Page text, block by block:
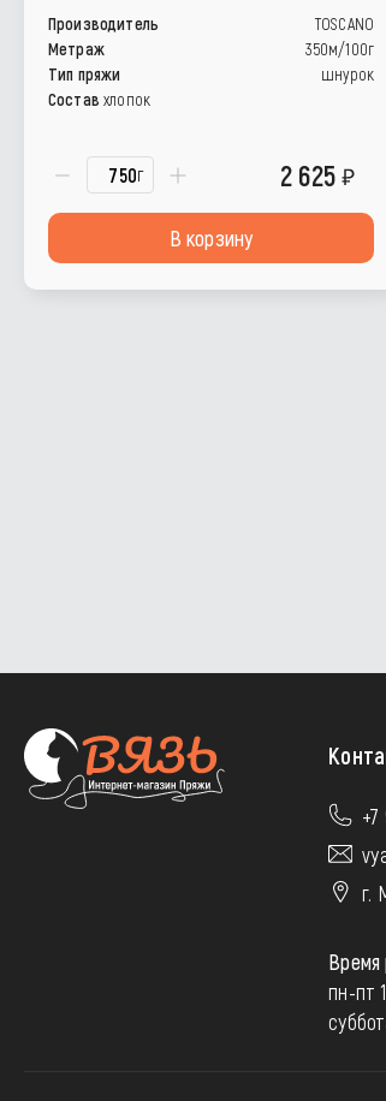
Производитель
TOSCANO
Метраж
350м/100г
Тип пряжи
шнурок
Состав хлопок
г 2 625
В корзину
г.
Время
пн-пт